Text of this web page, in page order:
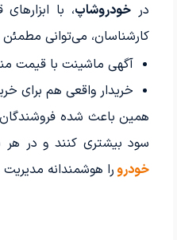
در خودروشاپ، با
کارشناسان، می‌توانی
آگهی ماشینت با قیمت
خریدار واقعی هم برای
همین باعث شده
سود بیشتری کنند و در هر
خودرورا هوشمندانه مدیریت